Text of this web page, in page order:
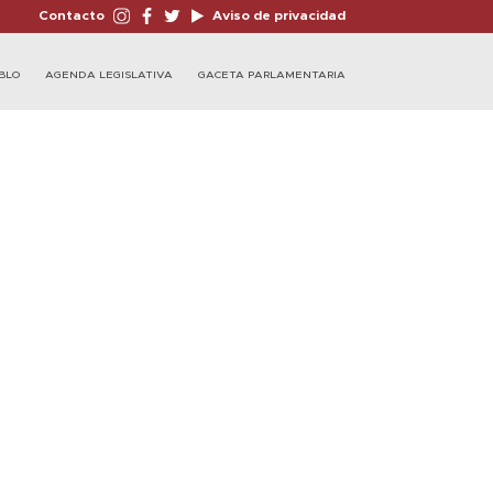
Contacto Aviso de privacidad
AGENDA LEGISLATIVA GACETA PARLAMENTARIA